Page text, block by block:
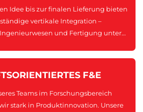
Idee bis zur finalen Lieferung bieten
vertikale Integration –
und Fertigung unter
F&E
Teams im Forschungsbereich
stark in Produktinnovation. Unsere